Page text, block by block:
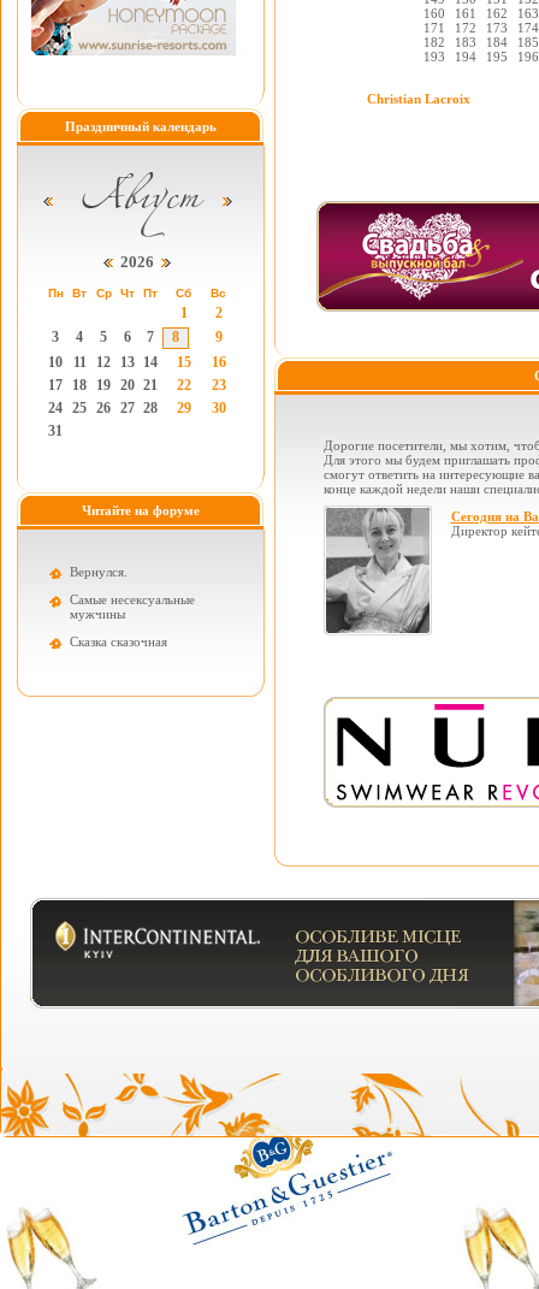
Праздничный календарь
2026
Пн Вт Ср Чт Пт Сб Вс
1
2
3
4 5 6 7 8
9
10
11 12 13 14 15
16
17
18 19 20 21 22
23
24 25 26 27 28 29
30
31
Читайте на форуме
Вернулся.
Самые несексуальные
мужчины
Cказка сказочная
160
161 162
163
171
172 173
174
182
183 184
185
193
194 195 196
Christian Lacroix
Дорогие посетители, мы хотим,
Для этого мы будем приглашать
смогут ответить на интересующие
конце каждой недели наши
Сегодня на
Директор